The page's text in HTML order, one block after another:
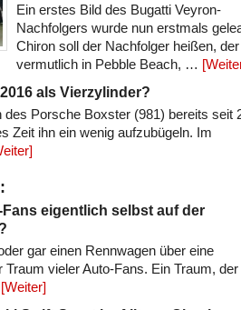
Ein erstes Bild des Bugatti Veyron-
Nachfolgers wurde nun erstmals
Chiron soll der Nachfolger heißen, der
vermutlich in Pebble Beach, …
als Vierzylinder?
des Porsche Boxster (981) bereits seit
Zeit ihn ein wenig aufzubügeln. Im
eigentlich selbst auf der
gar einen Rennwagen über eine
vieler Auto-Fans. Ein Traum,
[Weiter]